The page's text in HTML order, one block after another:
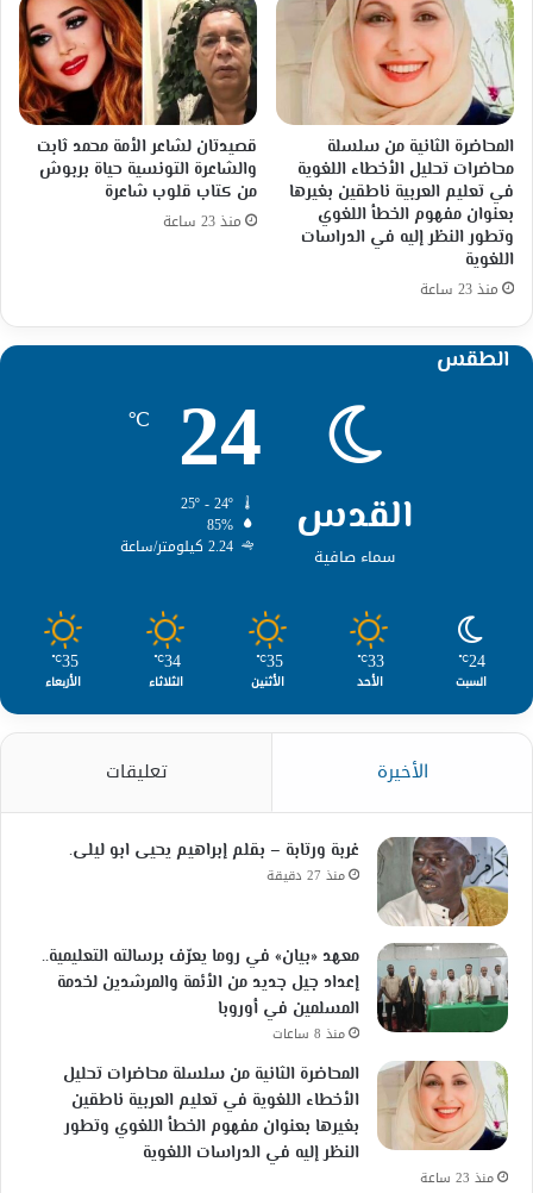
المحاضرة الثانية من سلسلة
محاضرات تحليل الأخطاء اللغوية
في تعليم العربية ناطقين بغيرها
بعنوان مفهوم الخطأ اللغوي
وتطور النظر إليه في الدراسات
اللغوية
منذ 23 ساعة
قصيدتان لشاعر الأمة محمد ثابت
والشاعرة التونسية حياة بربوش
من كتاب قلوب شاعرة
منذ 23 ساعة
الطقس
القدس
سماء صافية
24
℃
85%
2.24 كيلومتر/ساعة
24
℃
السبت
33
℃
الأحد
35
℃
الأثنين
34
℃
الثلاثاء
35
℃
الأربعاء
الأخيرة تعليقات
غربة ورتابة – بقلم إبراهيم يحيى ابو ليلى.
منذ 27 دقيقة
معهد «بيان» في روما يعرّف برسالته التعليمية..
إعداد جيل جديد من الأئمة والمرشدين لخدمة
المسلمين في أوروبا
منذ 8 ساعات
المحاضرة الثانية من سلسلة محاضرات تحليل
الأخطاء اللغوية في تعليم العربية ناطقين
بغيرها بعنوان مفهوم الخطأ اللغوي وتطور
النظر إليه في الدراسات اللغوية
منذ 23 ساعة